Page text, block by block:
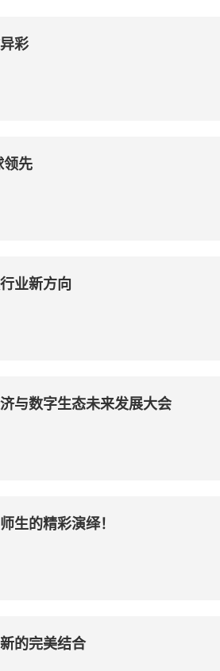
彩
领先
业新方向
与数字生态未来发展大会
生的精彩演绎！
的完美结合